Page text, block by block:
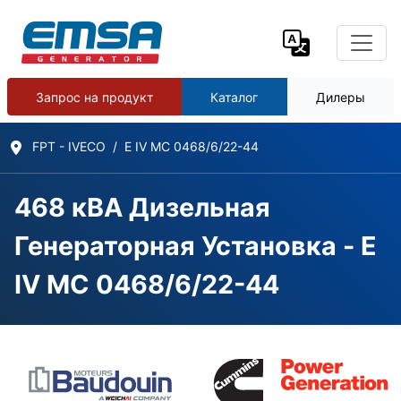
Запрос на продукт Каталог Дилеры
FPT - IVECO E IV MC 0468/6/22-44
468 кВА Дизельная
Генераторная Установка - E
IV MC 0468/6/22-44